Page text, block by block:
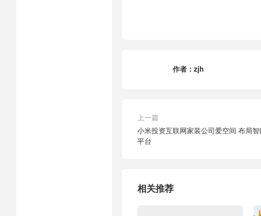
作者： zjh
上一篇
小米投资互联网家装公司爱空间 布局
平台
相关推荐